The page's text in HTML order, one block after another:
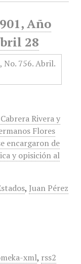
Año
28
Rivera y
Flores
encargaron de
y opisición al
, Juan Pérez
xml, rss2